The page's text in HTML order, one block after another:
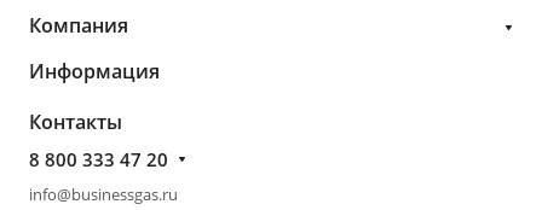
Компания
Информация
Контакты
8 800 333 47 20
info@businessgas.ru